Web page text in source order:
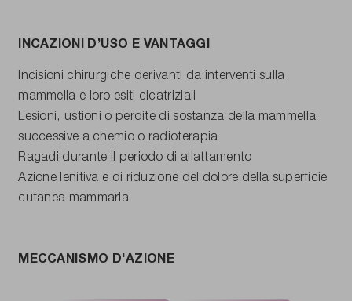
INCAZIONI D’USO E VANTAGGI
Incisioni chirurgiche derivanti da interventi sulla
mammella e loro esiti cicatriziali
Lesioni, ustioni o perdite di sostanza della mammella
successive a chemio o radioterapia
Ragadi durante il periodo di allattamento
Azione lenitiva e di riduzione del dolore della superficie
cutanea mammaria
MECCANISMO D'AZIONE